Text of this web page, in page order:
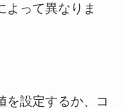
よって異なりま
を設定するか、コ